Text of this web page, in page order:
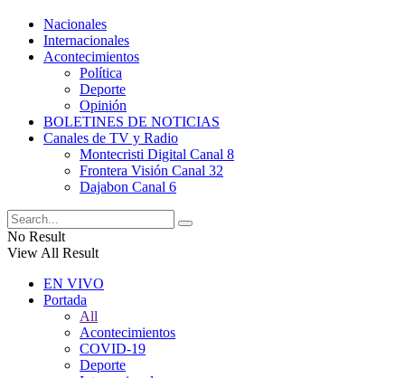
Nacionales
Internacionales
Acontecimientos
Política
Deporte
Opinión
BOLETINES DE NOTICIAS
Canales de TV y Radio
Montecristi Digital Canal 8
Frontera Visión Canal 32
Dajabon Canal 6
No Result
View All Result
EN VIVO
Portada
All
Acontecimientos
COVID-19
Deporte